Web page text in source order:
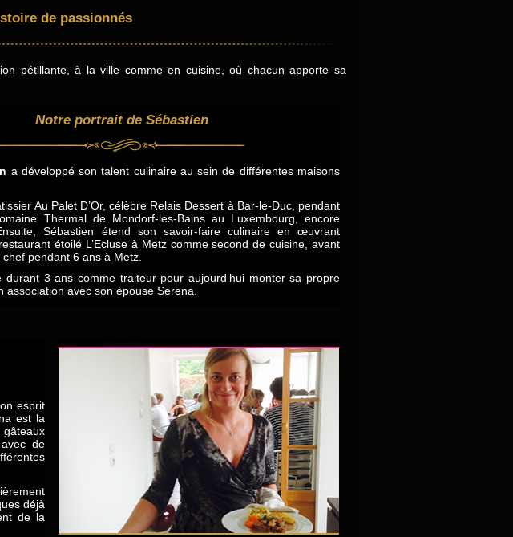
de passionnés
pétillante, à la ville comme en cuisine, où chacun apporte sa
Notre portrait de Sébastien
a développé son talent culinaire au sein de différentes maisons
Au Palet D’Or, célèbre Relais Dessert à Bar-le-Duc, pendant
Thermal de Mondorf-les-Bains au Luxembourg, encore
Sébastien étend son savoir-faire culinaire en œuvrant
étoilé L’Ecluse à Metz comme second de cuisine, avant
pendant 6 ans à Metz.
durant 3 ans comme traiteur pour aujourd’hui monter sa propre
association avec son épouse Serena.
esprit
est la
de
déjà
de la